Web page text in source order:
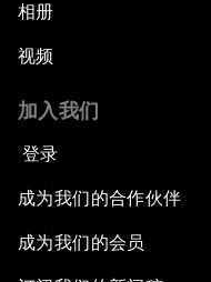
相册
视频
加入我们
登录
成为我们的合作伙伴
成为我们的会员